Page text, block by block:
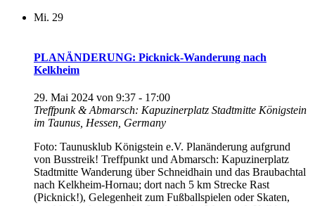
Mi. 29
PLANÄNDERUNG: Picknick-Wanderung nach
Kelkheim
29. Mai 2024 von 9:37 - 17:00
Treffpunk & Abmarsch: Kapuzinerplatz Stadtmitte Königstein
im Taunus, Hessen, Germany
Foto: Taunusklub Königstein e.V. Planänderung aufgrund
von Busstreik! Treffpunkt und Abmarsch: Kapuzinerplatz
Stadtmitte Wanderung über Schneidhain und das Braubachtal
nach Kelkheim-Hornau; dort nach 5 km Strecke Rast
(Picknick!), Gelegenheit zum Fußballspielen oder Skaten,